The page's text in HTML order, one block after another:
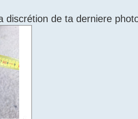
discrétion de ta derniere